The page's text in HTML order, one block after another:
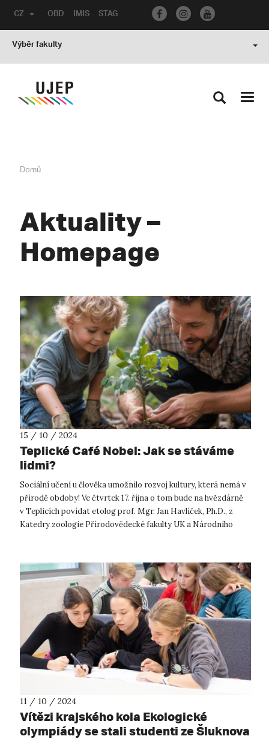
OBD IMIS STAG
CZ
Výběr fakulty
Domů
Aktuality –
Homepage
15 / 10 / 2024
Teplické Café Nobel: Jak se stáváme
lidmi?
Sociální učení u člověka umožnilo rozvoj kultury, která nemá v
přírodě obdoby! Ve čtvrtek 17. října o tom bude na hvězdárně
v Teplicích povídat etolog prof. Mgr. Jan Havlíček, Ph.D., z
Katedry zoologie Přírodovědecké fakulty UK a Národního
11 / 10 / 2024
Vítězi krajského kola Ekologické
olympiády se stali studenti ze Šluknova